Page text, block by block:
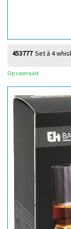
Set à 4
453777
Op voorraad